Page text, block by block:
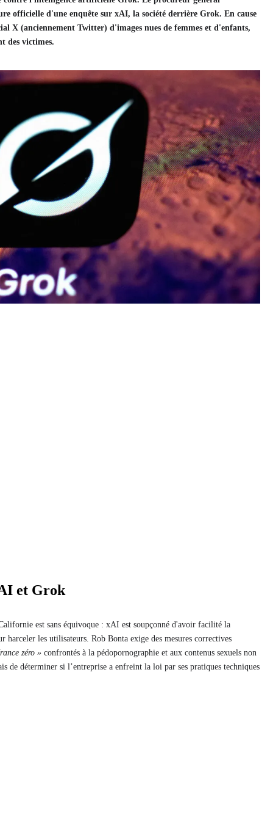
officielle d'une enquête sur xAI, la société derrière Grok. En cause
X (anciennement Twitter) d'images nues de femmes et d'enfants,
des victimes.
et Grok
est sans équivoque : xAI est soupçonné d'avoir facilité la
harceler les utilisateurs. Rob Bonta exige des mesures correctives
zéro » confrontés à la pédopornographie et aux contenus sexuels non
de déterminer si l’entreprise a enfreint la loi par ses pratiques techniques